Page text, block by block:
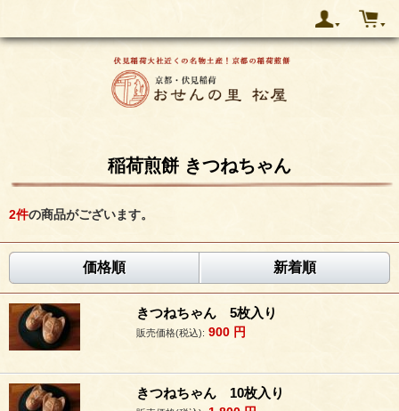
稲荷煎餅 きつねちゃん
2件の商品がございます。
価格順 新着順
きつねちゃん 5枚入り
販売価格(税込): 900 円
きつねちゃん 10枚入り